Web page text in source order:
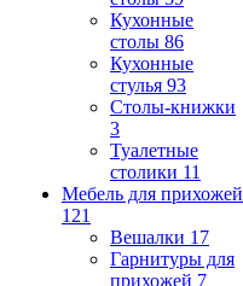
Кухонные
столы 86
Кухонные
стулья 93
Столы-книжки
3
Туалетные
столики 11
Мебель для прихожей
121
Вешалки 17
Гарнитуры для
прихожей 7